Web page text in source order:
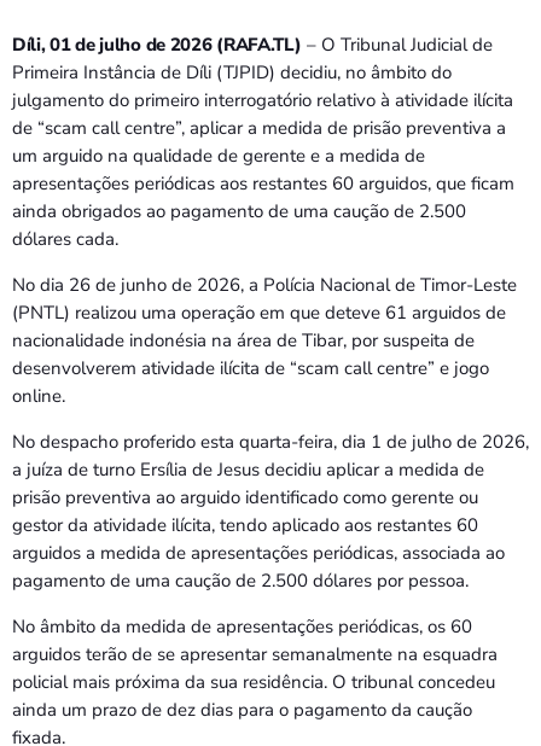
Díli, 01 de julho de 2026 (RAFA.TL) – O Tribunal Judicial de
Primeira Instância de Díli (TJPID) decidiu, no âmbito do
julgamento do primeiro interrogatório relativo à atividade ilícita
de “scam call centre”, aplicar a medida de prisão preventiva a
um arguido na qualidade de gerente e a medida de
apresentações periódicas aos restantes 60 arguidos, que ficam
ainda obrigados ao pagamento de uma caução de 2.500
dólares cada.
No dia 26 de junho de 2026, a Polícia Nacional de Timor-Leste
(PNTL) realizou uma operação em que deteve 61 arguidos de
nacionalidade indonésia na área de Tibar, por suspeita de
desenvolverem atividade ilícita de “scam call centre” e jogo
online.
No despacho proferido esta quarta-feira, dia 1 de julho de 2026,
a juíza de turno Ersília de Jesus decidiu aplicar a medida de
prisão preventiva ao arguido identificado como gerente ou
gestor da atividade ilícita, tendo aplicado aos restantes 60
arguidos a medida de apresentações periódicas, associada ao
pagamento de uma caução de 2.500 dólares por pessoa.
No âmbito da medida de apresentações periódicas, os 60
arguidos terão de se apresentar semanalmente na esquadra
policial mais próxima da sua residência. O tribunal concedeu
ainda um prazo de dez dias para o pagamento da caução
fixada.